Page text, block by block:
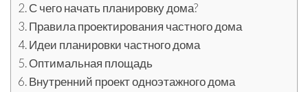
С чего начать планировку дома?
Правила проектирования частного дома
Идеи планировки частного дома
Оптимальная площадь
Внутренний проект одноэтажного дома